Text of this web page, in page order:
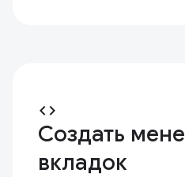
code
Создать
вкладок